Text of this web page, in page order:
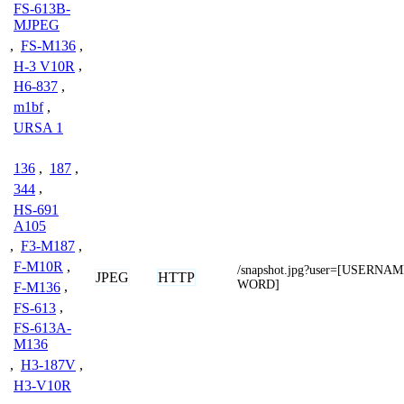
FS-613B-
MJPEG
, FS-M136 ,
H-3 V10R ,
H6-837 ,
m1bf ,
URSA 1
136 , 187 ,
344 ,
HS-691
A105
, F3-M187 ,
F-M10R ,
F-M136 ,
FS-613 ,
FS-613A-
M136
, H3-187V ,
H3-V10R
JPEG HTTP
/
WORD]